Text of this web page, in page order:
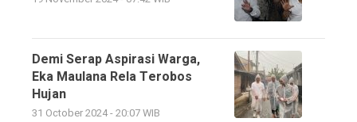
Demi Serap Aspirasi Warga,
Eka Maulana Rela Terobos
Hujan
31 October 2024 - 20:07 WIB